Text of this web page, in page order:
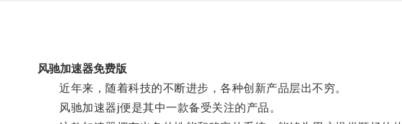
风驰加速器免费版
近年来，随着科技的不断进步，各种创新产品层出不穷。
风驰加速器j便是其中一款备受关注的产品。